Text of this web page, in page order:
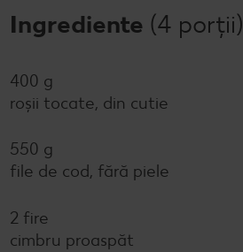
Ingrediente (4 porții)
400 g
roșii tocate, din cutie
550 g
file de cod, fără piele
2 fire
cimbru proaspăt